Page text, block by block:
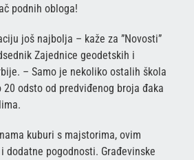
podnih obloga!
još najbolja – kaže za ”Novosti”
Zajednice geodetskih i
– Samo je nekoliko ostalih škola
odsto od predviđenog broja đaka
kuburi s majstorima, ovim
dodatne pogodnosti. Građevinske